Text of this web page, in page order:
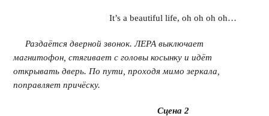
It’s a beautiful life, oh oh oh oh…
Раздаётся дверной звонок. ЛЕРА выключает
магнитофон, стягивает с головы косынку и идёт
открывать дверь. По пути, проходя мимо зеркала,
поправляет причёску.
Сцена 2